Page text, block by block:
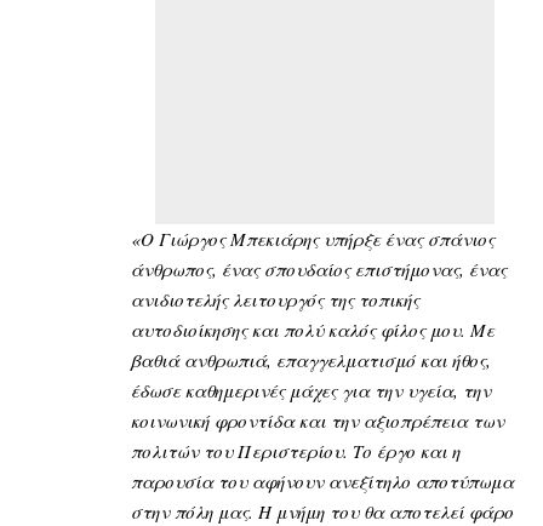
«Ο Γιώργος Μπεκιάρης υπήρξε ένας σπάνιος
άνθρωπος, ένας σπουδαίος επιστήμονας, ένας
ανιδιοτελής λειτουργός της τοπικής
αυτοδιοίκησης και πολύ καλός φίλος μου. Με
βαθιά ανθρωπιά, επαγγελματισμό και ήθος,
έδωσε καθημερινές μάχες για την υγεία, την
κοινωνική φροντίδα και την αξιοπρέπεια των
πολιτών του Περιστερίου. Το έργο και η
παρουσία του αφήνουν ανεξίτηλο αποτύπωμα
στην πόλη μας. Η μνήμη του θα αποτελεί φάρο